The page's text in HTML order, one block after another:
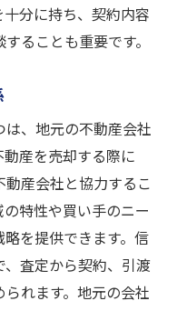
分に持ち、契約内容
ることも重要です。
は、地元の不動産会社
産を売却する際に
産会社と協力するこ
特性や買い手のニー
を提供できます。信
、査定から契約、引渡
れます。地元の会社